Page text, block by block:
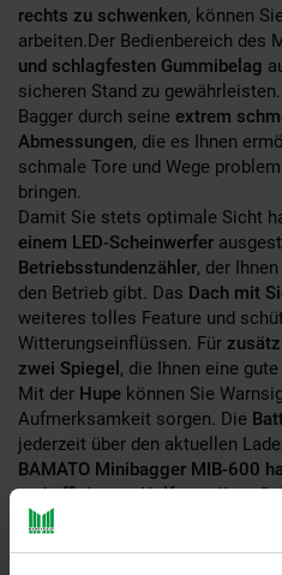
rechts zu schwenken, können
arbeiten.Der Bedienbereich des
und schlagfesten Gummibelag
sicheren Stand zu
Bagger durch seine extrem
Abmessungen, die es Ihnen
schmale Tore und Wege
bringen.
Damit Sie stets optimale Sicht
einem LED-Scheinwerfer
Betriebsstundenzähler, der
den Betrieb gibt. Das Dach mit
weiteres tolles Feature und
Witterungseinflüssen. Für
zwei Spiegel , die Ihnen eine
Mit der Hupe können Sie
Aufmerksamkeit sorgen. Die
jederzeit über den aktuellen
BAMATO Minibagger MIB-600
und effizienten Helferan Ihrer
Hinsicht wertvolle Dienste
Anbaugeräten und erleichtern